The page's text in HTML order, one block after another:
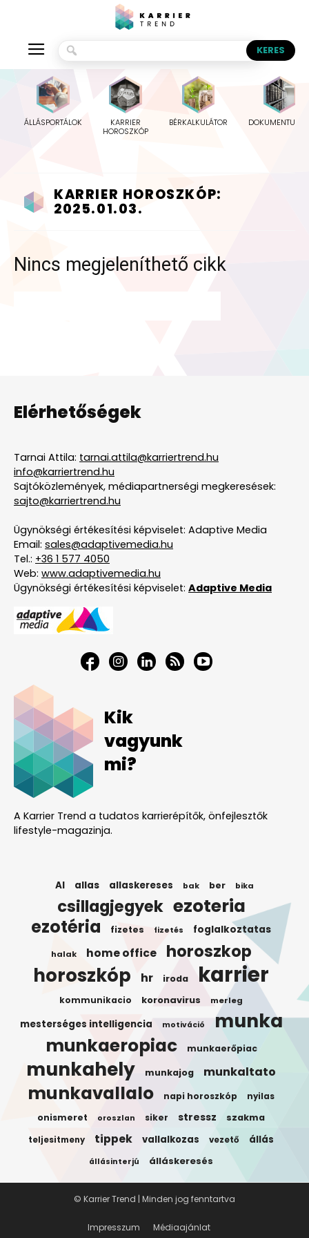
ÁLLÁSPORTÁLOK
KARRIER
HOROSZKÓP
BÉRKALKULÁTOR
KARRIER HOROSZKÓP:
2025.01.03.
Nincs megjeleníthető cikk
Elérhetőségek
Tarnai Attila: tarnai.attila@karriertrend.hu
info@karriertrend.hu
Sajtóközlemények, médiapartnerségi megkeresések:
sajto@karriertrend.hu
Ügynökségi értékesítési képviselet: Adaptive Media
Email: sales@adaptivemedia.hu
Tel.: +36 1 577 4050
Web: www.adaptivemedia.hu
Ügynökségi értékesítési képviselet: Adaptive Media
Kik
vagyunk
mi?
A Karrier Trend a tudatos karrierépítők, önfejlesztők
lifestyle-magazinja.
AI allas allaskereses bak ber bika
csillagjegyek ezoteria
ezotéria fizetes fizetés foglalkoztatas
halak home office horoszkop
horoszkóp hr iroda karrier
kommunikacio koronavirus merleg
mesterséges intelligencia motiváció munka
munkaeropiac munkaerőpiac
munkahely munkajog munkaltato
munkavallalo napi horoszkóp nyilas
onismeret oroszlan siker stressz szakma
teljesitmeny tippek vallalkozas vezető állás
állásinterjú álláskeresés
Impresszum Médiaajánlat
© Karrier Trend | Minden jog fenntartva